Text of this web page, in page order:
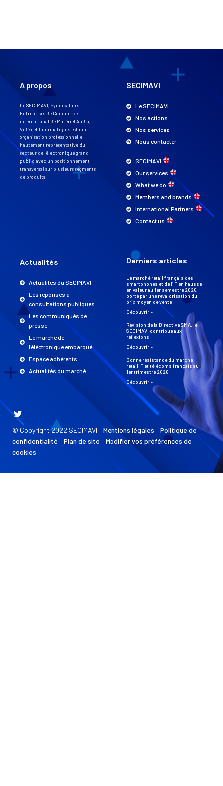
A propos
Le SECIMAVI, Syndicat des
Entreprises de Commerce
international de Matériel Audio,
Vidéo et Informatique, est une
organisation professionnelle
hautement représentative du
secteur de l’électronique grand
public avec un positionnement
transversal sur plusieurs segments
de produits.
SECIMAVI
Le SECIMAVI
Nos actions
Nos services
Nous contacter
SECIMAVI
Our services
What we do
Members and brands
International Partners
Contact us
Actualités
Actualités du SECIMAVI
Les réponses à
consultations publiques
Les communiqués de
presse
Le marché de
l'éléctronique embarqué
Espace adhérents
Actualités du marché
Derniers articles
Le marché retail français des
smartphones et de l’IT en hausse
en valeur au 1er semestre 2026,
porté par une revalorisation du
prix moyen de vente
Découvrir »
Révision de la Directive SMA, le
SECIMAVI contribue aux
réflexions
Découvrir »
Bonne résistance du marché
retail IT et télécoms français au
1er trimestre 2026
Découvrir »
© Copyright 2022 SECIMAVI –Mentions légales –Politique de
confidentialité –Plan de site –Modifier vos préférences de
cookies